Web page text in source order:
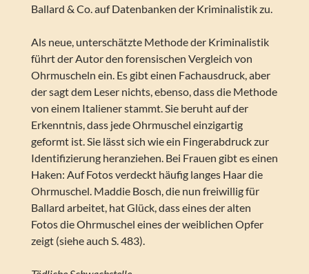
Ballard & Co. auf Datenbanken der Kriminalistik zu.
Als neue, unterschätzte Methode der Kriminalistik
führt der Autor den forensischen Vergleich von
Ohrmuscheln ein. Es gibt einen Fachausdruck, aber
der sagt dem Leser nichts, ebenso, dass die Methode
von einem Italiener stammt. Sie beruht auf der
Erkenntnis, dass jede Ohrmuschel einzigartig
geformt ist. Sie lässt sich wie ein Fingerabdruck zur
Identifizierung heranziehen. Bei Frauen gibt es einen
Haken: Auf Fotos verdeckt häufig langes Haar die
Ohrmuschel. Maddie Bosch, die nun freiwillig für
Ballard arbeitet, hat Glück, dass eines der alten
Fotos die Ohrmuschel eines der weiblichen Opfer
zeigt (siehe auch S. 483).